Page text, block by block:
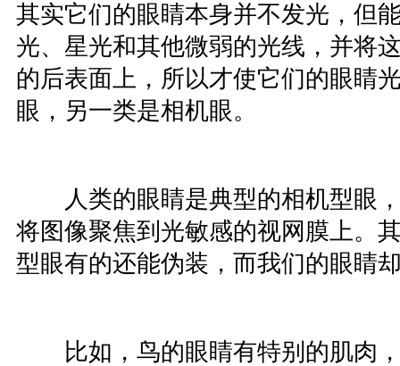
其实它们的眼睛本身并不发光，但
光、星光和其他微弱的光线，并将
的后表面上，所以才使它们的眼睛
眼，另一类是相机眼。
人类的眼睛是典型的相机型眼，
将图像聚焦到光敏感的视网膜上。
型眼有的还能伪装，而我们的眼睛
比如，鸟的眼睛有特别的肌肉，